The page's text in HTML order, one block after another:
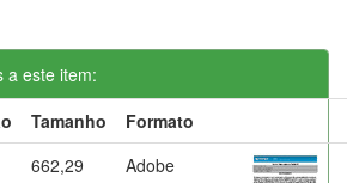
a este item:
Tamanho
Formato
662,29
Adobe